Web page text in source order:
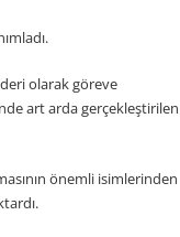
olarak göreve
art arda gerçekleştirilen
önemli isimlerinden